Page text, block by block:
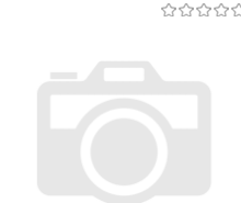
Купить в 1 клик
К сравнению
В избранное
В наличии